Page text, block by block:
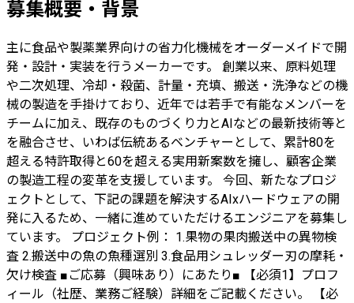
募集概要・背景
主に食品や製薬業界向けの省力化機械をオーダーメイドで開
発・設計・実装を行うメーカーです。 創業以来、原料処理
や二次処理、冷却・殺菌、計量・充填、搬送・洗浄などの機
械の製造を手掛けており、近年では若手で有能なメンバーを
チームに加え、既存のものづくり力とAIなどの最新技術等と
を融合させ、いわば伝統あるベンチャーとして、累計80を
超える特許取得と60を超える実用新案数を擁し、顧客企業
の製造工程の変革を支援しています。 今回、新たなプロジ
ェクトとして、下記の課題を解決するAIxハードウェアの開
発に入るため、一緒に進めていただけるエンジニアを募集し
ています。 プロジェクト例： 1.果物の果肉搬送中の異物検
査 2.搬送中の魚の魚種選別 3.食品用シュレッダー刃の摩耗・
欠け検査 ■ご応募（興味あり）にあたり■ 【必須1】プロフ
ィール（社歴、業務ご経験）詳細をご記載ください。 【必